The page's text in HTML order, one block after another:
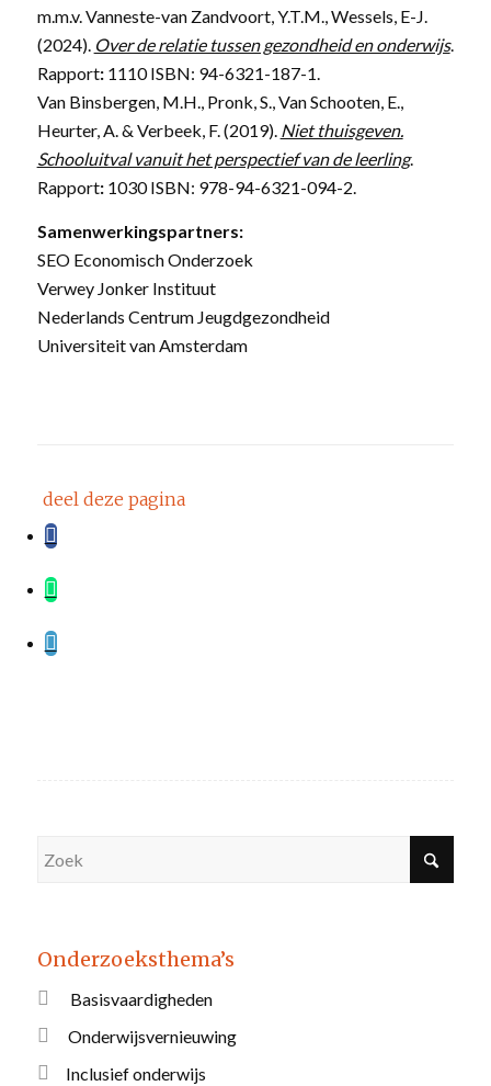
m.m.v. Vanneste-van Zandvoort, Y.T.M., Wessels, E-J.
(2024). Over de relatie tussen gezondheid en onderwijs.
Rapport:1110 ISBN: 94-6321-187-1.
Van Binsbergen, M.H., Pronk, S., Van Schooten, E.,
Heurter, A. & Verbeek, F. (2019). Niet thuisgeven.
Schooluitval vanuit het perspectief van de leerling.
Rapport:1030 ISBN: 978-94-6321-094-2.
Samenwerkingspartners:
SEO Economisch Onderzoek
Verwey Jonker Instituut
Nederlands Centrum Jeugdgezondheid
Universiteit van Amsterdam
deel deze pagina
Onderzoeksthema’s
Basisvaardigheden
Onderwijsvernieuwing
Inclusief onderwijs